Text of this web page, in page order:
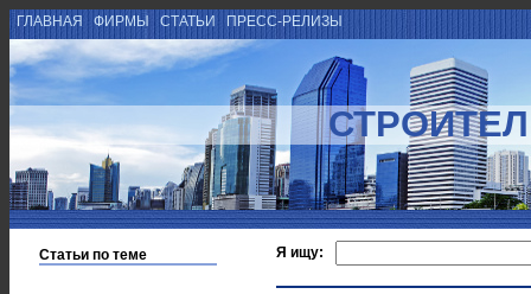
ГЛАВНАЯ ФИРМЫ СТАТЬИ ПРЕСС-РЕЛИЗЫ
Статьи по теме Я ищу: